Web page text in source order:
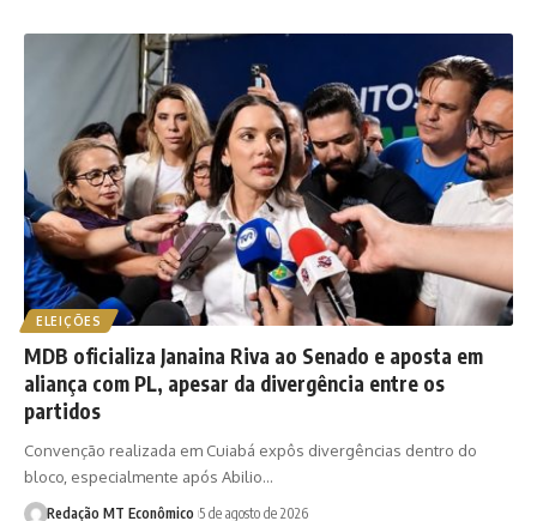
ELEIÇÕES
MDB oficializa Janaina Riva ao Senado e aposta em
aliança com PL, apesar da divergência entre os
partidos
Convenção realizada em Cuiabá expôs divergências dentro do
bloco, especialmente após Abilio…
Redação MT Econômico 5 de agosto de 2026